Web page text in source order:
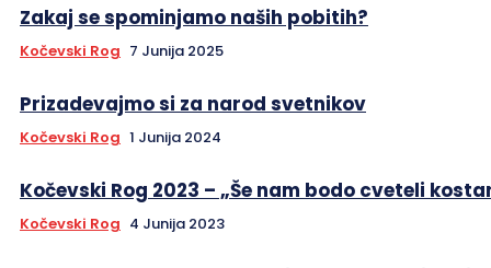
Zakaj se spominjamo naših pobitih?
Kočevski Rog 7 Junija 2025
Prizadevajmo si za narod svetnikov
Kočevski Rog 1 Junija 2024
Kočevski Rog 2023 – „Še nam bodo cveteli
Kočevski Rog 4 Junija 2023